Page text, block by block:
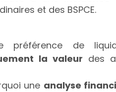
et des BSPCE.
préférence de
la valeur des
une analyse